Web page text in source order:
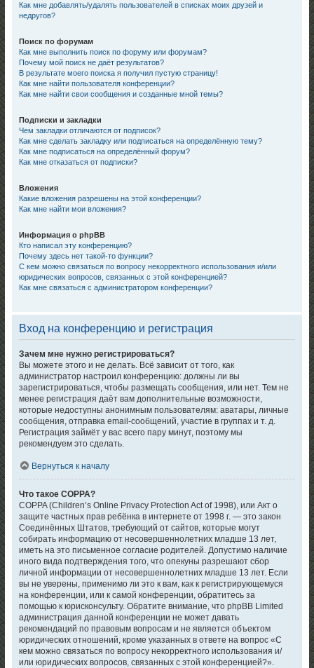
Как мне добавлять/удалять пользователей в списках моих друзей и
недругов?
Поиск по форумам
Как мне выполнить поиск по форуму или форумам?
Почему мой поиск не даёт результатов?
В результате моего поиска я получил пустую страницу!
Как мне найти пользователя конференции?
Как мне найти свои сообщения и созданные мной темы?
Подписки и закладки
Чем закладки отличаются от подписок?
Как мне сделать закладку или подписаться на определённую тему?
Как мне подписаться на определённый форум?
Как мне отказаться от подписки?
Вложения
Какие вложения разрешены на этой конференции?
Как мне найти мои вложения?
Информация о phpBB
Кто написал эту конференцию?
Почему здесь нет такой-то функции?
С кем можно связаться по вопросу некорректного использования и/или
юридических вопросов, связанных с этой конференцией?
Как мне связаться с администратором конференции?
Вход на конференцию и регистрация
Зачем мне нужно регистрироваться?
Вы можете этого и не делать. Всё зависит от того, как
администратор настроил конференцию: должны ли вы
зарегистрироваться, чтобы размещать сообщения, или нет. Тем не
менее регистрация даёт вам дополнительные возможности,
которые недоступны анонимным пользователям: аватары, личные
сообщения, отправка email-сообщений, участие в группах и т. д.
Регистрация займёт у вас всего пару минут, поэтому мы
рекомендуем это сделать.
Вернуться к началу
Что такое COPPA?
COPPA (Children’s Online Privacy Protection Act of 1998), или Акт о
защите частных прав ребёнка в интернете от 1998 г. — это закон
Соединённых Штатов, требующий от сайтов, которые могут
собирать информацию от несовершеннолетних младше 13 лет,
иметь на это письменное согласие родителей. Допустимо наличие
иного вида подтверждения того, что опекуны разрешают сбор
личной информации от несовершеннолетних младше 13 лет. Если
вы не уверены, применимо ли это к вам, как к регистрирующемуся
на конференции, или к самой конференции, обратитесь за
помощью к юрисконсульту. Обратите внимание, что phpBB Limited
администрация данной конференции не может давать
рекомендаций по правовым вопросам и не является объектом
юридических отношений, кроме указанных в ответе на вопрос «С
кем можно связаться по вопросу некорректного использования и/
или юридических вопросов, связанных с этой конференцией?».